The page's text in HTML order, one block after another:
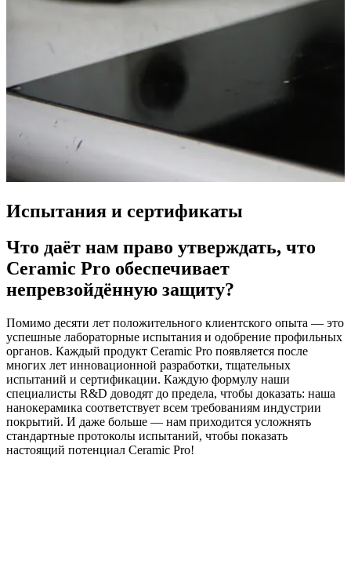
Испытания и сертификаты
Что даёт нам право утверждать, что
Ceramic Pro обеспечивает
непревзойдённую защиту?
Помимо десяти лет положительного клиентского опыта — это
успешные лабораторные испытания и одобрение профильных
органов. Каждый продукт Ceramic Pro появляется после
многих лет инновационной разработки, тщательных
испытаний и сертификации. Каждую формулу наши
специалисты R&D доводят до предела, чтобы доказать: наша
нанокерамика соответствует всем требованиям индустрии
покрытий. И даже больше — нам приходится усложнять
стандартные протоколы испытаний, чтобы показать
настоящий потенциал Ceramic Pro!